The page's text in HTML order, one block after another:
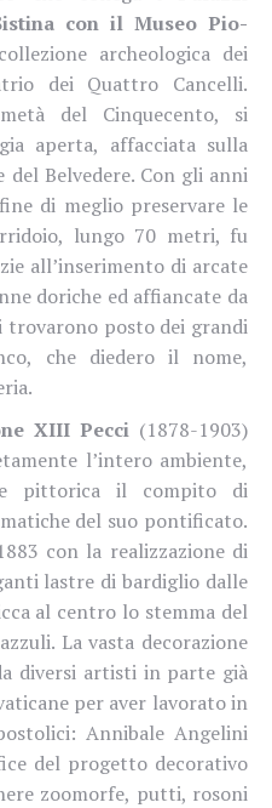
con il Museo Pio-
archeologica dei
dei Quattro Cancelli.
del Cinquecento, si
aperta, affacciata sulla
Belvedere. Con gli anni
di meglio preservare le
lungo 70 metri, fu
all’inserimento di arcate
doriche ed affiancate da
posto dei grandi
che diedero il nome,
XIII Pecci (1878-1903)
l’intero ambiente,
pittorica il compito di
del suo pontificato.
con la realizzazione di
lastre di bardiglio dalle
al centro lo stemma del
La vasta decorazione
diversi artisti in parte già
per aver lavorato in
Annibale Angelini
del progetto decorativo
zoomorfe, putti, rosoni